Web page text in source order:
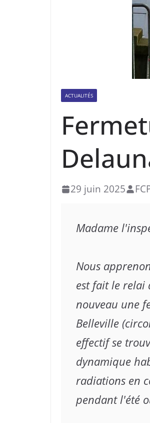
ACTUALITÉS
29 juin 2025
Madame
Nous
est fait le relai
nouveau une
Belleville
effectif se
dynamique
radiations en
pendant l'été